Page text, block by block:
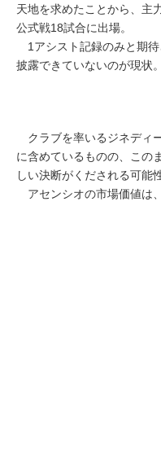
天地を求めたことから、主
公式戦18試合に出場。
1アシスト記録のみと期
披露できていないのが現状。
クラブを率いるジネディ
に含めているものの、この
しい決断がくだされる可能
アセンシオの市場価値は